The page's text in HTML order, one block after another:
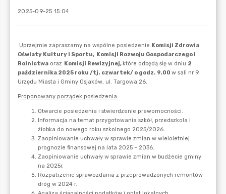
2025-09-25 15:04